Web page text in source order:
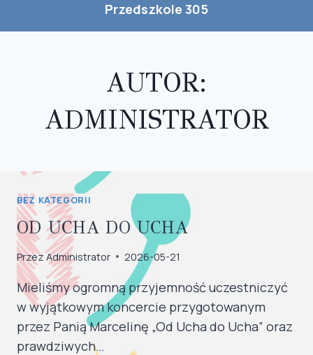
Przedszkole 305
AUTOR:
ADMINISTRATOR
BEZ KATEGORII
OD UCHA DO UCHA
Przez Administrator 2026-05-21
Mieliśmy ogromną przyjemność uczestniczyć
w wyjątkowym koncercie przygotowanym
przez Panią Marcelinę „Od Ucha do Ucha” oraz
prawdziwych…